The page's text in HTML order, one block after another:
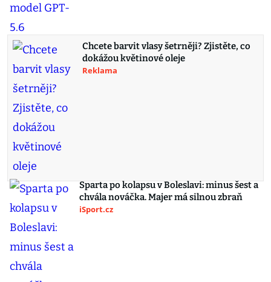
Chcete barvit vlasy šetrněji? Zjistěte, co
dokážou květinové oleje
Reklama
Sparta po kolapsu v Boleslavi: minus šest a
chvála nováčka. Majer má silnou zbraň
iSport.cz